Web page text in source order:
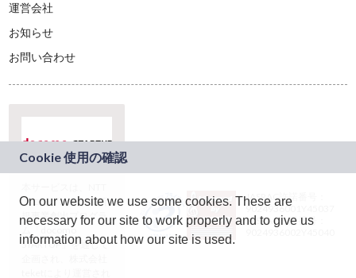
運営会社
お知らせ
お問い合わせ
ドコモグループの新
規事業創出プログラ
ム「docomo
STARTUP」を通じて
JASRAC許諾番号：
9024936001Y45037
JASRAC許諾番号：
On our website we use some cookies. These are
necessary for our site to work properly and to give us
information about how our site is used.